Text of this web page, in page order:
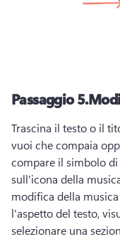
Passaggio 5.
Trascina il testo o il
vuoi che compaia
compare il simbolo
sull'icona della
modifica della
l'aspetto del testo,
selezionare una